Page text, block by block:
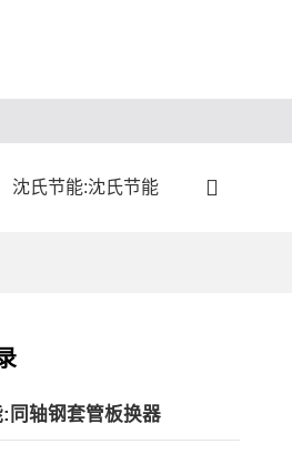
沈氏节能:沈氏节能
同轴钢套管板换器